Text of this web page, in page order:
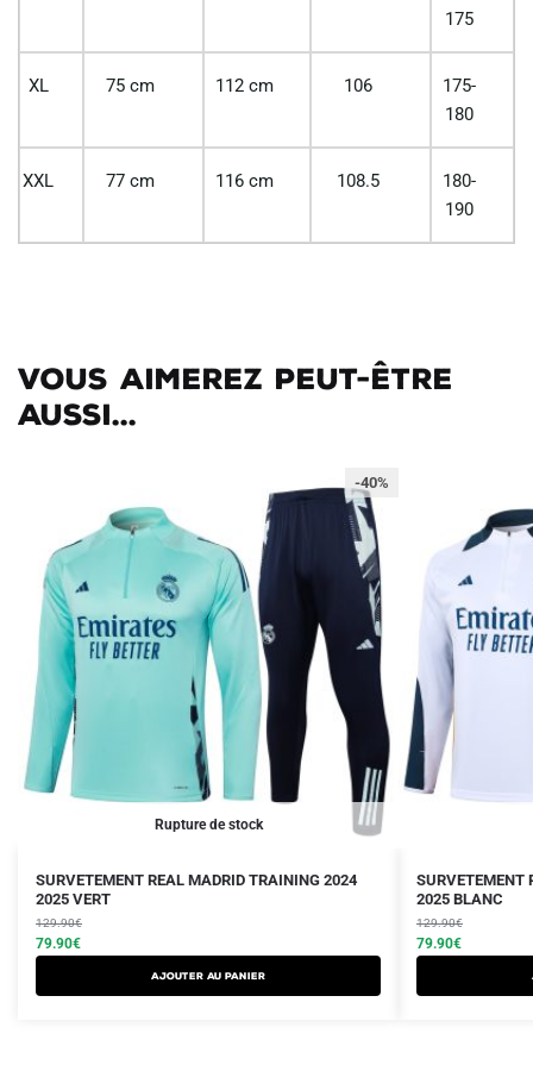
175
XL 75 cm 112 cm 106
175-
180
XXL 77 cm 116 cm 108.5
180-
190
Vous aimerez peut-être
aussi...
Rupture de stock
-40%
SURVETEMENT REAL MADRID TRAINING 2024
2025 VERT
129.90€
Le
prix
initial
était :
79.90€
Le
prix
actuel
est :
AJOUTER AU PANIER
Ce
produit
a
plusieurs
variations.
SURVETEMENT
2025 BLANC
129.90€
Le
prix
initial
était :
79.90€
Le
prix
actuel
est :
Ce
produit
a
plusieurs
variations.